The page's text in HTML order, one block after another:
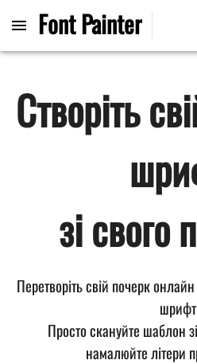
FontPainter
Створіть
зі свого
Перетворіть свій почерк
шрифт
Просто скануйте шаблон
намалюйте літери